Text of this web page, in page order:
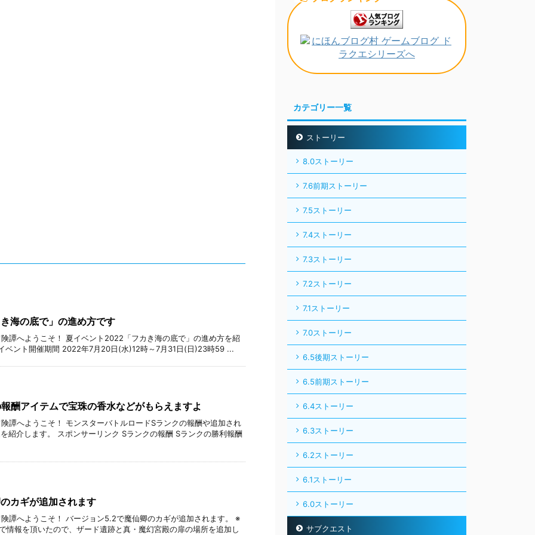
海の底で」の進め方です
譚へようこそ！ 夏イベント2022「フカき海の底で」の進め方を紹
ベント開催期間 2022年7月20日(水)12時～7月31日(日)23時59 ...
酬アイテムで宝珠の香水などがもらえますよ
譚へようこそ！ モンスターバトルロードSランクの報酬や追加され
紹介します。 スポンサーリンク Sランクの報酬 Sランクの勝利報酬
カギが追加されます
譚へようこそ！ バージョン5.2で魔仙卿のカギが追加されます。 ※
報を頂いたので、ザード遺跡と真・魔幻宮殿の扉の場所を追加し
カテゴリー一覧
ストーリー
8.0ストーリー
7.6前期ストーリー
7.5ストーリー
7.4ストーリー
7.3ストーリー
7.2ストーリー
7.1ストーリー
7.0ストーリー
6.5後期ストーリー
6.5前期ストーリー
6.4ストーリー
6.3ストーリー
6.2ストーリー
6.1ストーリー
6.0ストーリー
サブクエスト